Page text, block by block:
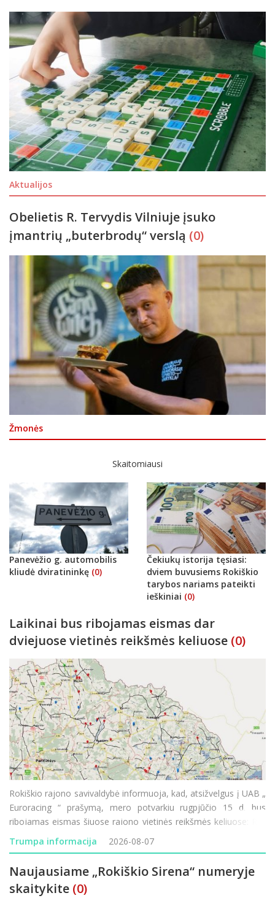
Aktualijos
Obelietis R. Tervydis Vilniuje įsuko
įmantrių „buterbrodų“ verslą (0)
Žmonės
Skaitomiausi
Panevėžio g. automobilis
kliudė dviratininkę (0)
Čekiukų istorija tęsiasi:
dviem buvusiems Rokiškio
tarybos nariams pateikti
ieškiniai (0)
Laikinai bus ribojamas eismas dar
dviejuose vietinės reikšmės keliuose (0)
Rokiškio rajono savivaldybė informuoja, kad, atsižvelgus į UAB „
Euroracing “ prašymą, mero potvarkiu rugpjūčio 15 d. bus
ribojamas eismas šiuose rajono vietinės reikšmės keliuose: RK-
199 „Močiekiai–Pagada“ – eismas ribojamas rugpjūč
Trumpa informacija 2026-08-07
Naujausiame „Rokiškio Sirena“ numeryje
skaitykite (0)